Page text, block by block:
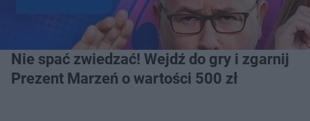
Nie spać zwiedzać! Wejdź do gry i zgarnij
Prezent Marzeń o wartości 500 zł